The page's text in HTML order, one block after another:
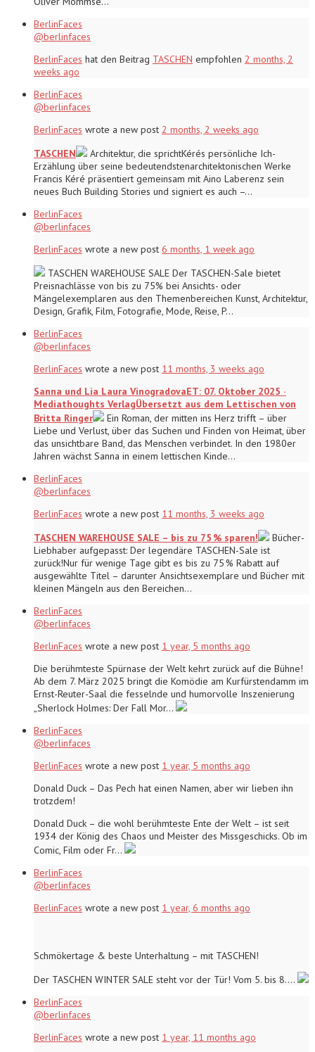
BerlinFaces
@berlinfaces
BerlinFaces hat den Beitrag TASCHEN empfohlen 2 months, 2
weeks ago
BerlinFaces
@berlinfaces
BerlinFaces wrote a new post 2 months, 2 weeks ago
TASCHEN
Architektur, die sprichtKérés persönliche Ich-
Erzählung über seine bedeutendstenarchitektonischen Werke
Francis Kéré präsentiert gemeinsam mit Aino Laberenz sein
neues Buch Building Stories und signiert es auch –…
BerlinFaces
@berlinfaces
BerlinFaces wrote a new post 6 months, 1 week ago
TASCHEN WAREHOUSE SALE Der TASCHEN-Sale bietet
Preisnachlässe von bis zu 75% bei Ansichts- oder
Mängelexemplaren aus den Themenbereichen Kunst, Architektur,
Design, Grafik, Film, Fotografie, Mode, Reise, P…
BerlinFaces
@berlinfaces
BerlinFaces wrote a new post 11 months, 3 weeks ago
Sanna und Lia Laura VinogradovaET: 07. Oktober 2025 ·
Mediathoughts VerlagÜbersetzt aus dem Lettischen von
Britta Ringer
Ein Roman, der mitten ins Herz trifft – über
Liebe und Verlust, über das Suchen und Finden von Heimat, über
das unsichtbare Band, das Menschen verbindet. In den 1980er
Jahren wächst Sanna in einem lettischen Kinde…
BerlinFaces
@berlinfaces
BerlinFaces wrote a new post 11 months, 3 weeks ago
TASCHEN WAREHOUSE SALE – bis zu 75 % sparen!
Bücher-
Liebhaber aufgepasst: Der legendäre TASCHEN-Sale ist
zurück!Nur für wenige Tage gibt es bis zu 75 % Rabatt auf
ausgewählte Titel – darunter Ansichtsexemplare und Bücher mit
kleinen Mängeln aus den Bereichen…
BerlinFaces
@berlinfaces
BerlinFaces wrote a new post 1 year, 5 months ago
Die berühmteste Spürnase der Welt kehrt zurück auf die Bühne!
Ab dem 7. März 2025 bringt die Komödie am Kurfürstendamm im
Ernst-Reuter-Saal die fesselnde und humorvolle Inszenierung
„Sherlock Holmes: Der Fall Mor…
BerlinFaces
@berlinfaces
BerlinFaces wrote a new post 1 year, 5 months ago
Donald Duck – Das Pech hat einen Namen, aber wir lieben ihn
trotzdem!
Donald Duck – die wohl berühmteste Ente der Welt – ist seit
1934 der König des Chaos und Meister des Missgeschicks. Ob im
Comic, Film oder Fr…
BerlinFaces
@berlinfaces
BerlinFaces wrote a new post 1 year, 6 months ago
Schmökertage & beste Unterhaltung – mit TASCHEN!
Der TASCHEN WINTER SALE steht vor der Tür! Vom 5. bis 8.…
BerlinFaces
@berlinfaces
BerlinFaces wrote a new post 1 year, 11 months ago